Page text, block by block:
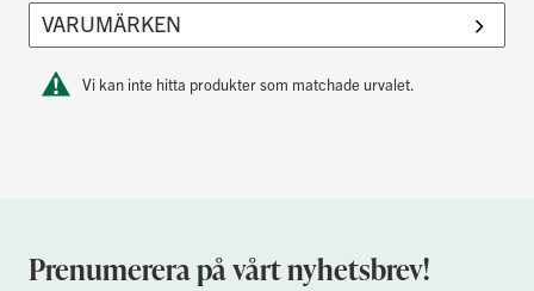
Vi kan inte hitta produkter som matchade urvalet.
Prenumerera på vårt nyhetsbrev!